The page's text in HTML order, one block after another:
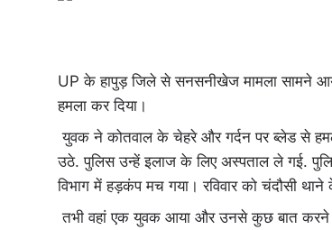
UP के हापुड़ जिले से सनसनीखेज मामला सामने
हमला कर दिया।
युवक ने कोतवाल के चेहरे और गर्दन पर ब्लेड से
उठे. पुलिस उन्हें इलाज के लिए अस्पताल ले गई.
विभाग में हड़कंप मच गया। रविवार को चंदौसी
तभी वहां एक युवक आया और उनसे कुछ बात करने